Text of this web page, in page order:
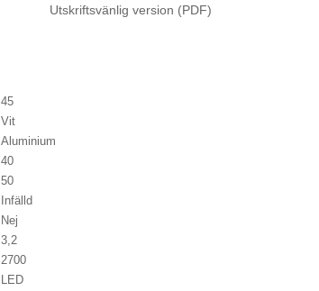
Utskriftsvänlig version (PDF)
45
Vit
Aluminium
40
50
Infälld
Nej
3,2
2700
LED